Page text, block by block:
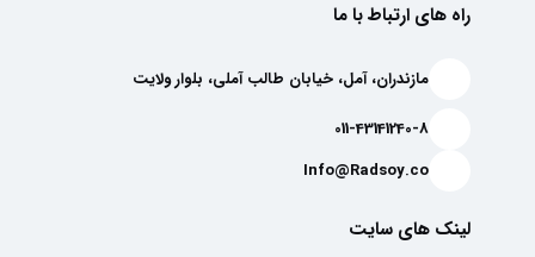
راه های ارتباط با ما
مازندران، آمل، خیابان طالب آملی، بلوار ولایت
011-43141240-8
Info@Radsoy.co
لینک های سایت